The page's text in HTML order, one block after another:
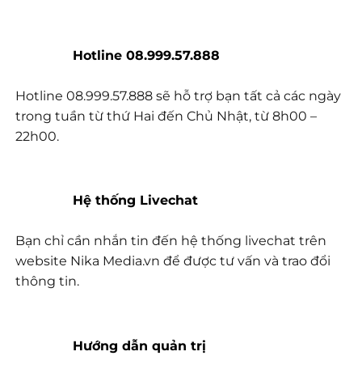
Hotline 08.999.57.888
Hotline 08.999.57.888 sẽ hỗ trợ bạn tất cả các ngày
trong tuần từ thứ Hai đến Chủ Nhật, từ 8h00 –
22h00.
Hệ thống Livechat
Bạn chỉ cần nhắn tin đến hệ thống livechat trên
website Nika Media.vn để được tư vấn và trao đổi
thông tin.
Hướng dẫn quản trị